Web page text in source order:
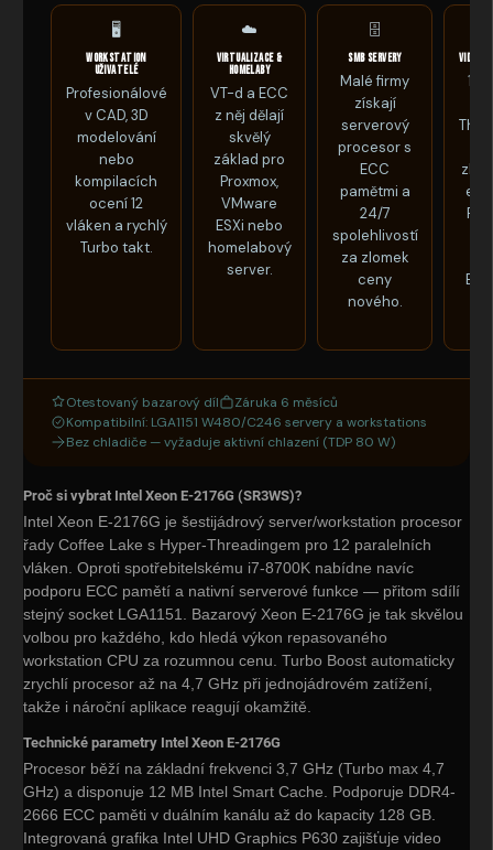
🖥️
Workstation
uživatelé
Profesionálové
v CAD, 3D
modelování
nebo
kompilacích
ocení 12
vláken a rychlý
Turbo takt.
☁️
Virtualizace &
homelaby
VT-d a ECC
z něj dělají
skvělý
základ pro
Proxmox,
VMware
ESXi nebo
homelabový
server.
🗄️
SMB servery
Malé firmy
získají
serverový
procesor s
ECC
pamětmi a
24/7
spolehlivostí
za zlomek
ceny
nového.
Video
12
Otestovaný bazarový díl
Záruka 6 měsíců
Kompatibilní: LGA1151 W480/C246 servery a workstations
Bez chladiče — vyžaduje aktivní chlazení (TDP 80 W)
Proč si vybrat Intel Xeon E-2176G (SR3WS)?
Intel Xeon E-2176G je šestijádrový server/workstation procesor
řady Coffee Lake s Hyper-Threadingem pro 12 paralelních
vláken. Oproti spotřebitelskému i7-8700K nabídne navíc
podporu ECC pamětí a nativní serverové funkce — přitom sdílí
stejný socket LGA1151. Bazarový Xeon E-2176G je tak skvělou
volbou pro každého, kdo hledá výkon repasovaného
workstation CPU za rozumnou cenu. Turbo Boost automaticky
zrychlí procesor až na 4,7 GHz při jednojádrovém zatížení,
takže i nároční aplikace reagují okamžitě.
Technické parametry Intel Xeon E-2176G
Procesor běží na základní frekvenci 3,7 GHz (Turbo max 4,7
GHz) a disponuje 12 MB Intel Smart Cache. Podporuje DDR4-
2666 ECC paměti v duálním kanálu až do kapacity 128 GB.
Integrovaná grafika Intel UHD Graphics P630 zajišťuje video